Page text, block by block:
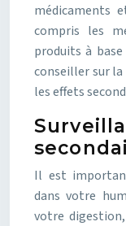
médicaments
compris les
produits à
conseiller sur
les effets
Il est
dans votre
votre